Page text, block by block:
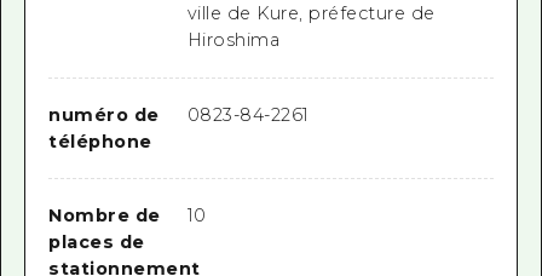
ville de Kure, préfecture de
Hiroshima
numéro de
téléphone
0823-84-2261
Nombre de
places de
stationnement
10